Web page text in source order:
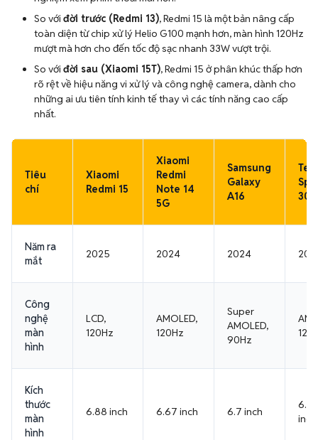
So với đời trước (Redmi 13), Redmi 15 là một bản nâng cấp
toàn diện từ chip xử lý Helio G100 mạnh hơn, màn hình 120Hz
mượt mà hơn cho đến tốc độ sạc nhanh 33W vượt trội.
So với đời sau (Xiaomi 15T), Redmi 15 ở phân khúc thấp hơn
rõ rệt về hiệu năng vi xử lý và công nghệ camera, dành cho
những ai ưu tiên tính kinh tế thay vì các tính năng cao cấp
nhất.
Tiêu
chí
Xiaomi
Redmi 15
Xiaomi
Redmi
Note 14
5G
Samsung
Galaxy
A16
30
Năm ra
mắt
2025 2024 2024
Công
nghệ
màn
hình
LCD,
120Hz
AMOLED,
120Hz
Super
AMOLED,
90Hz
Kích
thước
màn
hình
6.88 inch 6.67 inch 6.7 inch
inch